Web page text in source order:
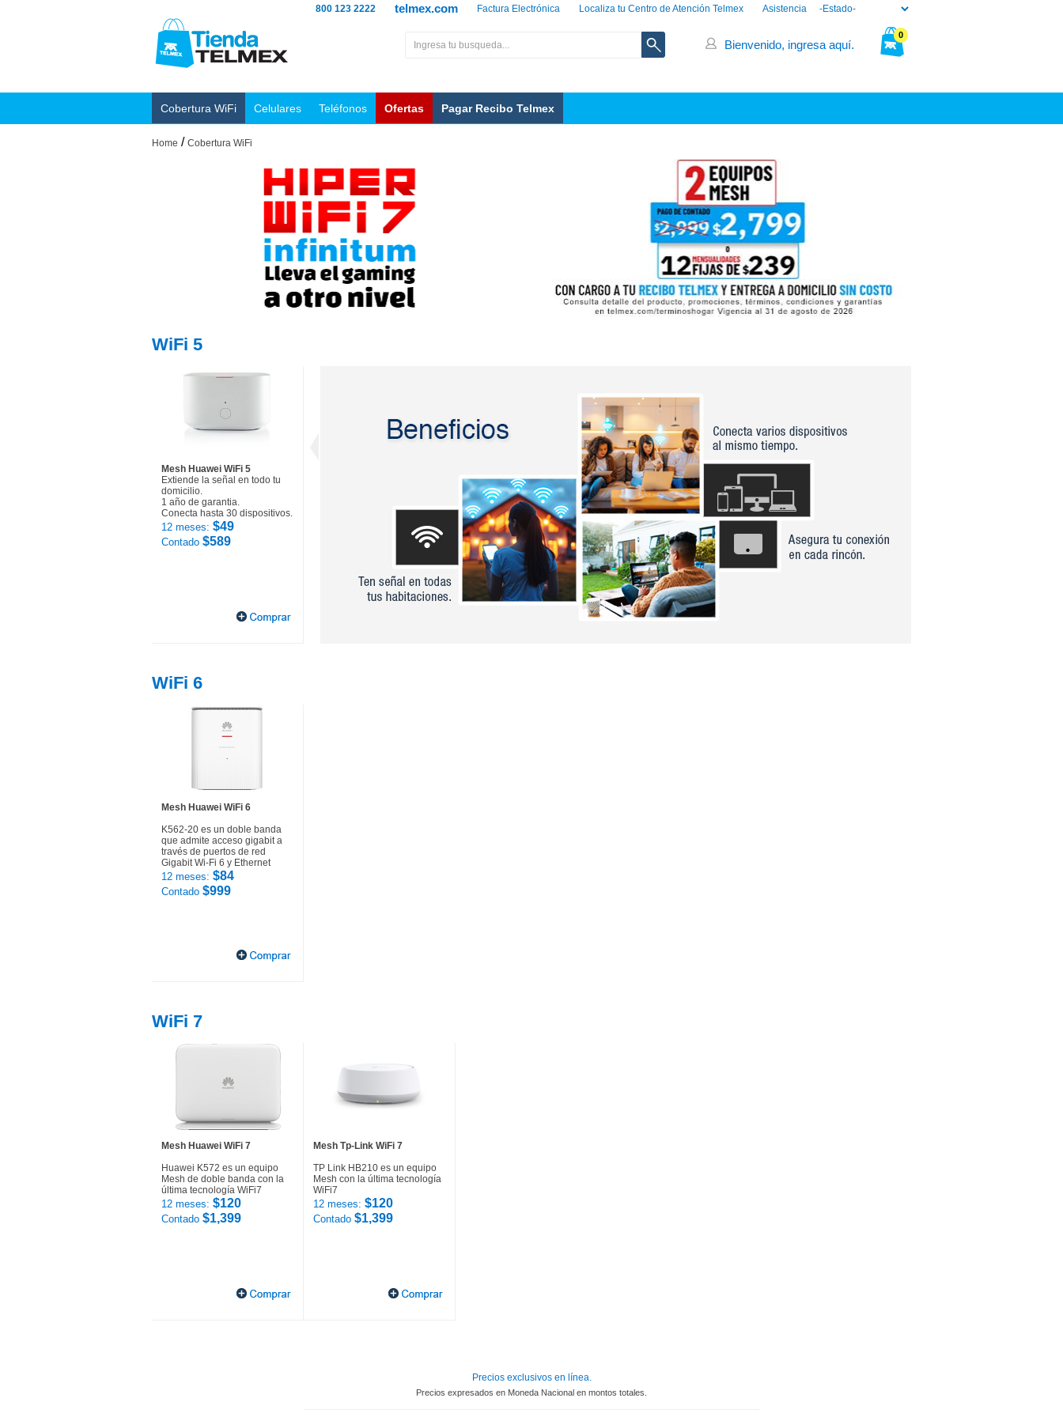
Asistencia
Localiza tu Centro de Atención Telmex
Factura Electrónica
telmex.com
800 123 2222
0
Bienvenido, ingresa aquí.
Cobertura WiFi Celulares Teléfonos Ofertas Pagar Recibo Telmex
Home / Cobertura WiFi
WiFi 5
Mesh Huawei WiFi 5
Extiende la señal en todo tu
domicilio.
1 año de garantia.
Conecta hasta 30 dispositivos.
12 meses: $49
Contado $589
WiFi 6
Mesh Huawei WiFi 6
K562-20 es un doble banda
que admite acceso gigabit a
través de puertos de red
Gigabit Wi-Fi 6 y Ethernet
12 meses: $84
Contado $999
WiFi 7
Mesh Huawei WiFi 7
Huawei K572 es un equipo
Mesh de doble banda con la
última tecnología WiFi7
12 meses: $120
Contado $1,399
Mesh Tp-Link WiFi 7
TP Link HB210 es un equipo
Mesh con la última tecnología
WiFi7
12 meses: $120
Contado $1,399
Precios exclusivos en línea.
Precios expresados en Moneda Nacional en montos totales.